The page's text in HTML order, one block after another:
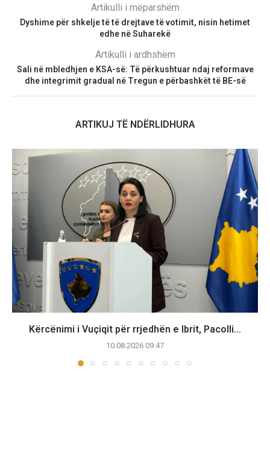
Artikulli i mëparshëm
Dyshime për shkelje të të drejtave të votimit, nisin hetimet
edhe në Suharekë
Artikulli i ardhshëm
Sali në mbledhjen e KSA-së: Të përkushtuar ndaj reformave
dhe integrimit gradual në Tregun e përbashkët të BE-së
ARTIKUJ TË NDËRLIDHURA
Kërcënimi i Vuçiqit për rrjedhën e Ibrit, Pacolli...
10.08.2026 09:47